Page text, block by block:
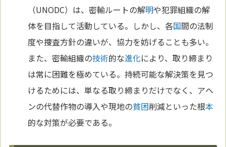
（UNODC）は、密輸ルートの解明や犯罪組織の解
体を目指して活動している。しかし、各国間の法制
度や捜査方針の違いが、協力を妨げることも多い。
また、密輸組織の技術的な進化により、取り締まり
は常に困難を極めている。持続可能な解決策を見つ
けるためには、単なる取り締まりだけでなく、アヘ
ンの代替作物の導入や現地の貧困削減といった根本
的な対策が必要である。